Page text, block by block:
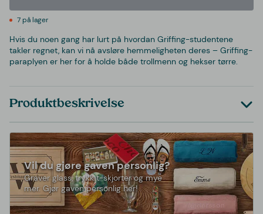
7 på lager
Hvis du noen gang har lurt på hvordan Griffing-studentene
takler regnet, kan vi nå avsløre hemmeligheten deres – Griffing-
paraplyen er her for å holde både trollmenn og hekser tørre.
Produktbeskrivelse
Vil du gjøre gaven personlig?
Graver glass, trykk t-skjorter og mye
mer. Gjør gaven personlig her!